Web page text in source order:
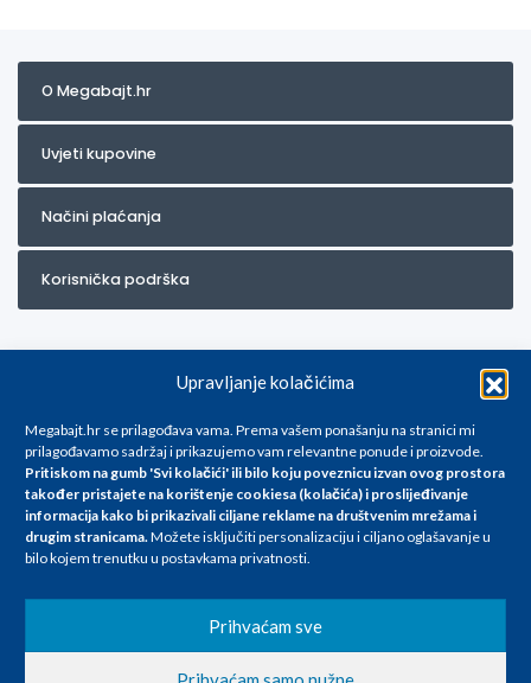
Upravljanje kolačićima
Megabajt.hr se prilagođava vama. Prema vašem ponašanju na stranici mi
prilagođavamo sadržaj i prikazujemo vam relevantne ponude i proizvode.
Pritiskom na gumb 'Svi kolačići' ili bilo koju poveznicu izvan ovog prostora
također pristajete na korištenje cookiesa (kolačića) i proslijeđivanje
informacija kako bi prikazivali ciljane reklame na društvenim mrežama i
drugim stranicama.Možete isključiti personalizaciju i ciljano oglašavanje u
bilo kojem trenutku u postavkama privatnosti.
Prihvaćam sve
O Megabajt.hr
Uvjeti kupovine
Načini plaćanja
Korisnička podrška
Za artikle kojih trenutno nema u ponudi obratite nam se na
info@megabajt.hr. Sve cijene su informativnog karaktera i podložne su
promjenama, a
iskazane su za avansno plaćanje(gotovina) u Eurima i uključuju PDV. Sve
se razlikovati od cijena u našim poslovnicama. Trudimo se dati što bolji
i točniji opis i sliku. Unatoč tome, ne možemo garantirati da su svi